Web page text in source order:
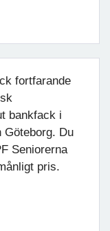
fortfarande
bankfack i
Göteborg. Du
Seniorerna
pris.